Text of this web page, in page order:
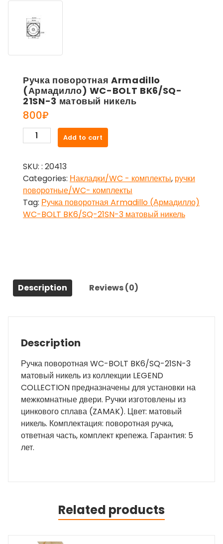
Ручка поворотная Armadillo
(Армадилло) WC-BOLT BK6/SQ-
21SN-3 матовый никель
800₽
Ручка
поворотная
(Армадилло)
WC-
BOLT
BK6/SQ-
21SN-
Add to cart
SKU: : 20413
Categories: Накладки/WC - комплекты, ручки
поворотные/WC- комплекты
Tag: Ручка поворотная Armadillo (Армадилло)
WC-BOLT BK6/SQ-21SN-3 матовый никель
Description Reviews (0)
Description
Ручка поворотная WC-BOLT BK6/SQ-21SN-3
матовый никель из коллекции LEGEND
COLLECTION предназначены для установки на
межкомнатные двери. Ручки изготовлены из
цинкового сплава (ZAMAK). Цвет: матовый
никель. Комплектация: поворотная ручка,
ответная часть, комплект крепежа. Гарантия: 5
лет.
Related products